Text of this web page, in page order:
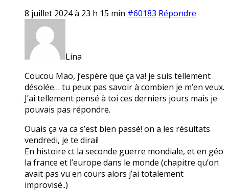
8 juillet 2024 à 23 h 15 min #60183 Répondre
Lina
Coucou Mao, j’espère que ça va! je suis tellement
désolée… tu peux pas savoir à combien je m’en veux.
J’ai tellement pensé à toi ces derniers jours mais je
pouvais pas répondre.
Ouais ça va ca s’est bien passé! on a les résultats
vendredi, je te dirai!
En histoire ct la seconde guerre mondiale, et en géo
la france et l’europe dans le monde (chapitre qu’on
avait pas vu en cours alors j’ai totalement
improvisé..)